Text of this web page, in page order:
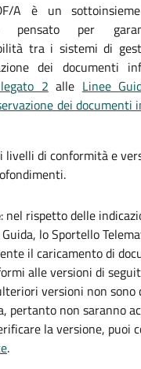
A è un
pensato per
tra i sistemi di
dei documenti
2 alle Linee
dei documenti
livelli di conformità e
: nel rispetto delle
lo Sportello
il caricamento di
alle versioni di
versioni non sono
pertanto non saranno
la versione, puoi
.